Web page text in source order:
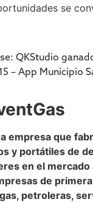
se
QKStudio
– App Municipio
empresa que
y portátiles de
en el
de
petroleras,